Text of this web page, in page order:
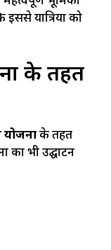
इससे यात्रियों को
के तहत
योजनाके तहत
का भी उद्घाटन